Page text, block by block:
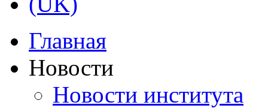
Главная
Новости
Новости института